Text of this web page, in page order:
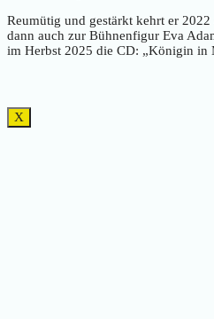
Reumütig und gestärkt kehrt er
dann auch zur Bühnenfigur Eva
im Herbst 2025 die CD: „Königin in
X